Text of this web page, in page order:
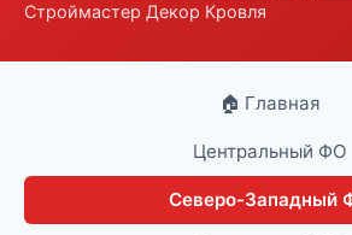
Строймастер Декор Кровля
🏠 Главная
Центральный ФО
Северо-Западный